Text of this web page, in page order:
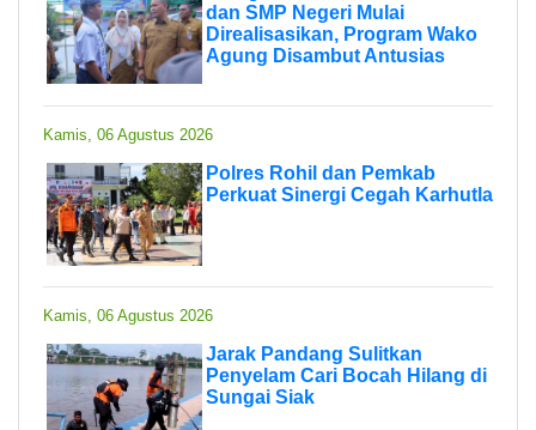
dan SMP Negeri Mulai
Direalisasikan, Program Wako
Agung Disambut Antusias
Kamis, 06 Agustus 2026
Polres Rohil dan Pemkab
Perkuat Sinergi Cegah Karhutla
Kamis, 06 Agustus 2026
Jarak Pandang Sulitkan
Penyelam Cari Bocah Hilang di
Sungai Siak